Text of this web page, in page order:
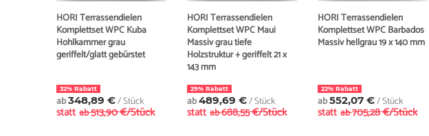
HORI Terrassendielen
Komplettset WPC Kuba
Hohlkammer grau
geriffelt/glatt gebürstet
32% Rabatt
ab348,89 €/ Stück
statt ab513,90 €/Stück
HORI Terrassendielen
Komplettset WPC Maui
Massiv grau tiefe
Holzstruktur + geriffelt 21 x
143 mm
29% Rabatt
ab489,69 €/ Stück
statt ab688,55 €/Stück
HORI Terrassendielen
Komplettset WPC Barbados
Massiv hellgrau 19 x 140 mm
22% Rabatt
ab552,07 €/ Stück
statt ab705,28 €/Stück